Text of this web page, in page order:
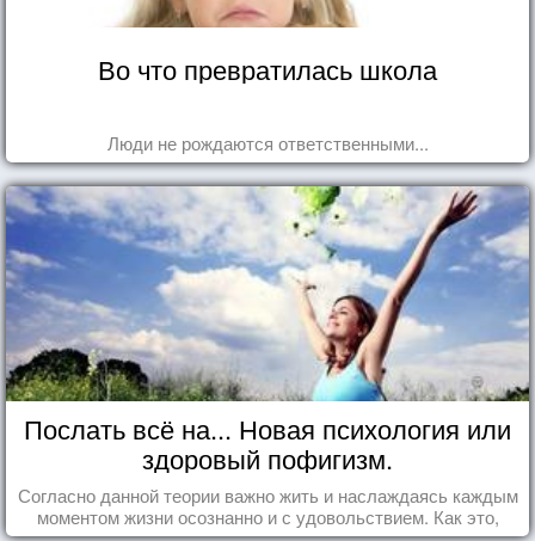
Во что превратилась школа
Люди не рождаются ответственными...
Послать всё на... Новая психология или
здоровый пофигизм.
Согласно данной теории важно жить и наслаждаясь каждым
моментом жизни осознанно и с удовольствием. Как это,